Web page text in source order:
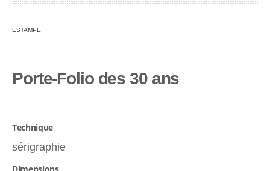
ESTAMPE
Porte-Folio des 30 ans
Technique
sérigraphie
Dimensions